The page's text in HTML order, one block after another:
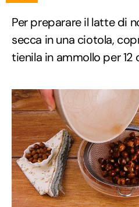
Per preparare il latte di
secca in una ciotola,
tienila in ammollo per 12